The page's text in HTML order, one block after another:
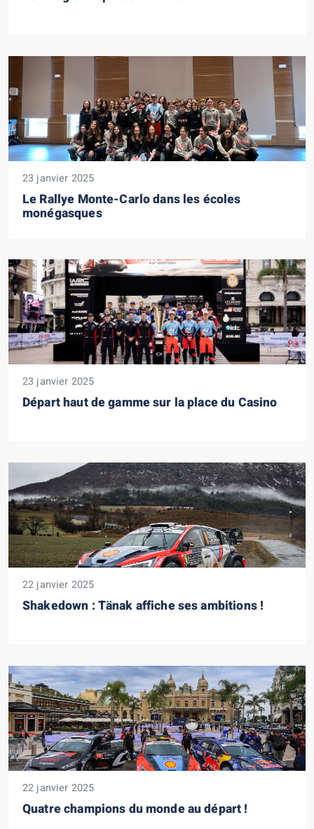
23 janvier 2025
Le Rallye Monte-Carlo dans les écoles
monégasques
23 janvier 2025
Départ haut de gamme sur la place du Casino
22 janvier 2025
Shakedown : Tänak affiche ses ambitions !
22 janvier 2025
Quatre champions du monde au départ !